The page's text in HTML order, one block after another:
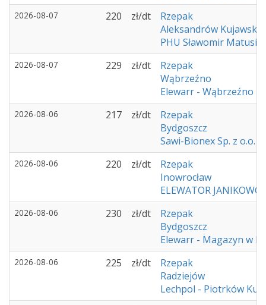
2026-08-07 220 zł/dt
Rzepak
Aleksandrów Kujawski
PHU Sławomir
2026-08-07 229 zł/dt
Rzepak
Wąbrzeźno
Elewarr - Wąbrzeźno
2026-08-06 217 zł/dt
Rzepak
Bydgoszcz
Sawi-Bionex Sp. z o.o.
2026-08-06 220 zł/dt
Rzepak
Inowrocław
ELEWATOR JANIKOWO
2026-08-06 230 zł/dt
Rzepak
Bydgoszcz
Elewarr - Magazyn w
2026-08-06 225 zł/dt
Rzepak
Radziejów
Lechpol - Piotrków